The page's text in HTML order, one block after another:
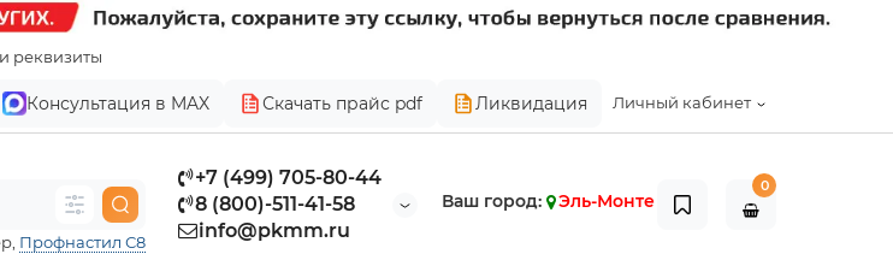
реквизиты
Личный кабинет
Консультация в MAX Скачать прайс pdf Ликвидация
+7 (499) 705-80-44
8 (800)-511-41-58
info@pkmm.ru
Профнастил С8
Ваш город: Эль-Монте
0